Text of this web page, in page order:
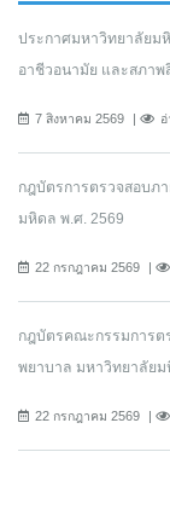
ประกาศมหาวิทยาลัยม
อาชีวอนามัย และสภา
7 สิงหาคม 2569
กฎบัตรการตรวจสอบภ
มหิดล พ.ศ. 2569
22 กรกฎาคม 2569
กฎบัตรคณะกรรมการต
พยาบาล มหาวิทยาลัยม
22 กรกฎาคม 2569